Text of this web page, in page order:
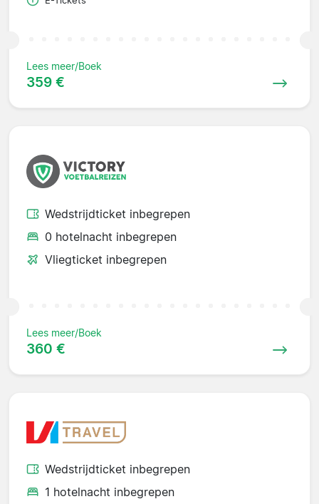
Lees meer/Boek
359 €
Wedstrijdticket inbegrepen
0 hotelnacht inbegrepen
Vliegticket inbegrepen
Lees meer/Boek
360 €
Wedstrijdticket inbegrepen
1 hotelnacht inbegrepen